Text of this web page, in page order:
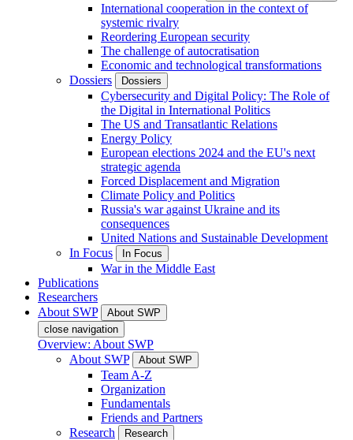
International cooperation in the context of
systemic rivalry
Reordering European security
The challenge of autocratisation
Economic and technological transformations
Dossiers
Dossiers
Cybersecurity and Digital Policy: The Role of
the Digital in International Politics
The US and Transatlantic Relations
Energy Policy
European elections 2024 and the EU's next
strategic agenda
Forced Displacement and Migration
Climate Policy and Politics
Russia's war against Ukraine and its
consequences
United Nations and Sustainable Development
In Focus
In Focus
War in the Middle East
Publications
Researchers
About SWP
About SWP
close navigation
Overview: About SWP
About SWP
About SWP
Team A-Z
Organization
Fundamentals
Friends and Partners
Research
Research